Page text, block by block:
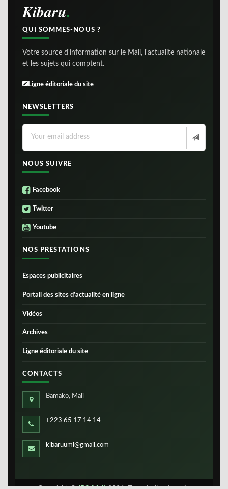
Kibaru
QUI SOMMES-NOUS ?
Votre source d'information sur le Mali, l'actualite nationale
et les sujets qui comptent.
Ligne éditoriale du site
NEWSLETTERS
NOUS SUIVRE
Facebook
Twitter
Youtube
NOS PRESTATIONS
Espaces publicitaires
Portail des sites d’actualité en ligne
Vidéos
Archives
Ligne éditoriale du site
CONTACTS
Bamako, Mali
+223 65 17 14 14
kibaruuml@gmail.com